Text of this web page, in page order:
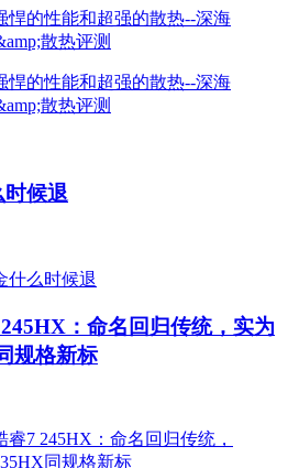
候退
：命名回归传统，实为
规格新标